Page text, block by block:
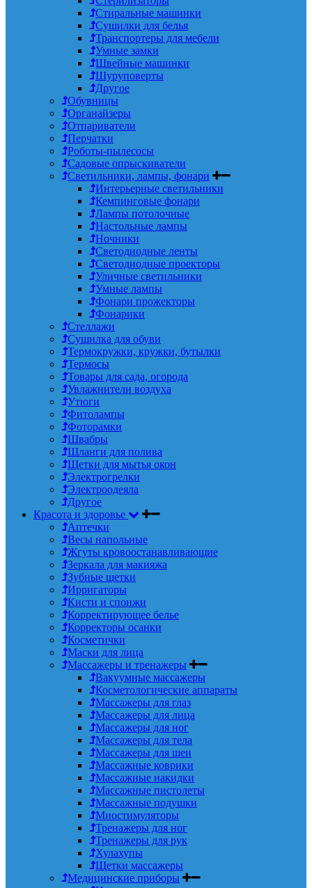
Стиральные машинки
Сушилки для белья
Транспортеры для мебели
Умные замки
Швейные машинки
Шуруповерты
Другое
Обувницы
Органайзеры
Отпариватели
Перчатки
Роботы-пылесосы
Садовые опрыскиватели
Светильники, лампы, фонари
Интерьерные светильники
Кемпинговые фонари
Лампы потолочные
Настольные лампы
Ночники
Светодиодные ленты
Светодиодные проекторы
Уличные светильники
Умные лампы
Фонари прожекторы
Фонарики
Стеллажи
Сушилка для обуви
Термокружки, кружки, бутылки
Термосы
Товары для сада, огорода
Увлажнители воздуха
Утюги
Фитолампы
Фоторамки
Швабры
Шланги для полива
Щетки для мытья окон
Электрогрелки
Электроодеяла
Другое
Красота и здоровье
Аптечки
Весы напольные
Жгуты кровоостанавливающие
Зеркала для макияжа
Зубные щетки
Ирригаторы
Кисти и спонжи
Корректирующее белье
Корректоры осанки
Косметички
Маски для лица
Массажеры и тренажеры
Вакуумные массажеры
Косметологические аппараты
Массажеры для глаз
Массажеры для лица
Массажеры для ног
Массажеры для тела
Массажеры для шеи
Массажные коврики
Массажные накидки
Массажные пистолеты
Массажные подушки
Миостимуляторы
Тренажеры для ног
Тренажеры для рук
Хулахупы
Щетки массажеры
Медицинские приборы